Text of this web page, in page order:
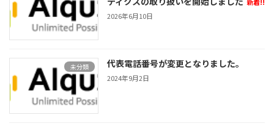
2026年6月10日
未分類 代表電話番号が変更となりました。
2024年9月2日